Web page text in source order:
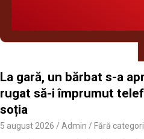
La gară, un bărbat s-a
rugat să-i împrumut
soția
5 august 2026 Admin Fără